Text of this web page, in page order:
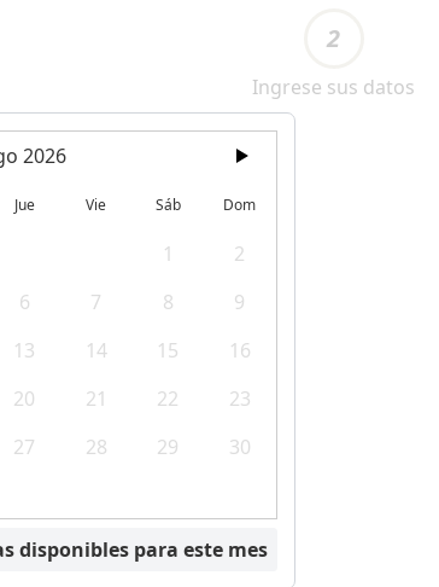
2
Ingrese sus datos
2026
Jue Vie Sáb Dom
1
2
6 7 8
9
13 14 15
16
20 21 22
23
27 28 29
30
disponibles para este mes